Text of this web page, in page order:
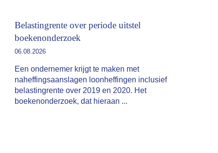
Belastingrente over periode uitstel
boekenonderzoek
06.08.2026
Een ondernemer krijgt te maken met
naheffingsaanslagen loonheffingen inclusief
belastingrente over 2019 en 2020. Het
boekenonderzoek, dat hieraan